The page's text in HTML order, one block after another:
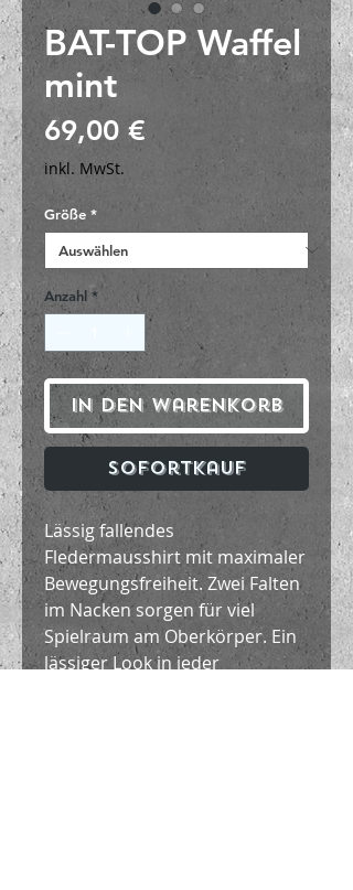
BAT-TOP Waffel
mint
69,00 €Preis
inkl. MwSt.
Größe *
Anzahl *
In den Warenkorb
Sofortkauf
Lässig fallendes
Fledermausshirt mit maximaler
Bewegungsfreiheit. Zwei Falten
im Nacken sorgen für viel
Spielraum am Oberkörper. Ein
lässiger Look in jeder